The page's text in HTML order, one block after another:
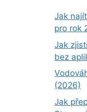
Jak
pro rok
Jak
bez
(2026)
Jak